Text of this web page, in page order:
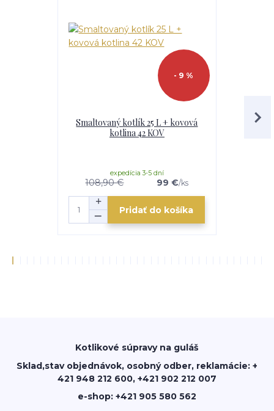
- 9 %
Smaltovaný kotlík 25 L + kovová
kotlina 42 KOV
108,90 € 99 €/ks
expedícia 3-5 dní
Pridať do košíka
Kotlikové súpravy na guláš
Sklad,stav objednávok, osobný odber, reklamácie: +
421 948 212 600, +421 902 212 007
e-shop: +421 905 580 562